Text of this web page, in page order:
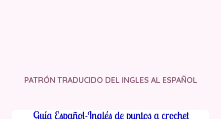
PATRÓN TRADUCIDO DEL INGLES AL ESPAÑOL